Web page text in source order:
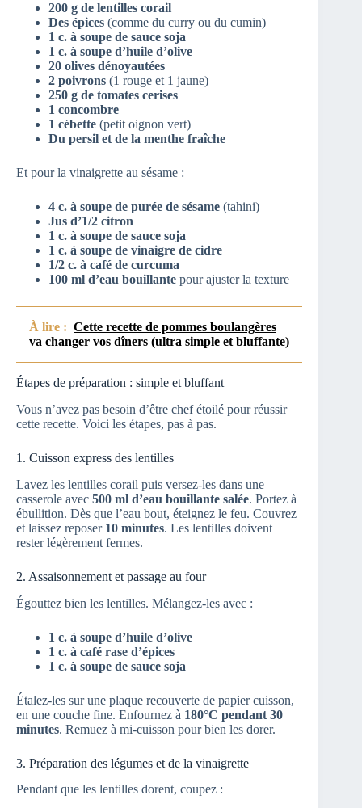
200 g de lentilles corail
Des épices (comme du curry ou du cumin)
1 c. à soupe de sauce soja
1 c. à soupe d’huile d’olive
20 olives dénoyautées
2 poivrons (1 rouge et 1 jaune)
250 g de tomates cerises
1 concombre
1 cébette (petit oignon vert)
Du persil et de la menthe fraîche
Et pour la vinaigrette au sésame :
4 c. à soupe de purée de sésame (tahini)
Jus d’1/2 citron
1 c. à soupe de sauce soja
1 c. à soupe de vinaigre de cidre
1/2 c. à café de curcuma
100 ml d’eau bouillante pour ajuster la texture
À lire : Cette recette de pommes boulangères
va changer vos dîners (ultra simple et bluffante)
Étapes de préparation : simple et bluffant
Vous n’avez pas besoin d’être chef étoilé pour réussir
cette recette. Voici les étapes, pas à pas.
1. Cuisson express des lentilles
Lavez les lentilles corail puis versez-les dans une
casserole avec 500 ml d’eau bouillante salée. Portez à
ébullition. Dès que l’eau bout, éteignez le feu. Couvrez
et laissez reposer 10 minutes. Les lentilles doivent
rester légèrement fermes.
2. Assaisonnement et passage au four
Égouttez bien les lentilles. Mélangez-les avec :
1 c. à soupe d’huile d’olive
1 c. à café rase d’épices
1 c. à soupe de sauce soja
Étalez-les sur une plaque recouverte de papier cuisson,
en une couche fine. Enfournez à 180°C pendant 30
minutes. Remuez à mi-cuisson pour bien les dorer.
3. Préparation des légumes et de la vinaigrette
Pendant que les lentilles dorent, coupez :